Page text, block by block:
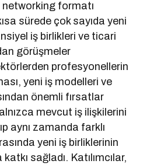
formatı
sürede çok sayıda yeni
iş birlikleri ve ticari
görüşmeler
profesyonellerin
yeni iş modelleri ve
önemli fırsatlar
mevcut iş ilişkilerini
aynı zamanda farklı
yeni iş birliklerinin
sağladı. Katılımcılar,